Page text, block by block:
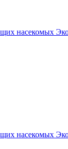
насекомых
насекомых